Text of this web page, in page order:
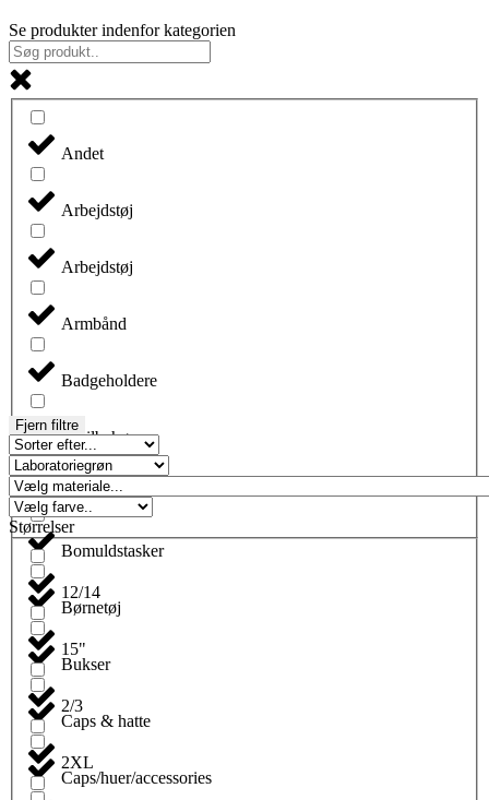
Se produkter indenfor kategorien
Andet
Arbejdstøj
Arbejdstøj
Armbånd
Badgeholdere
Biltilbehør
Blyanter
Bomuldstasker
Børnetøj
Bukser
Caps & hatte
Caps/huer/accessories
Fjern filtre
Størrelser
12/14
15"
2/3
2XL